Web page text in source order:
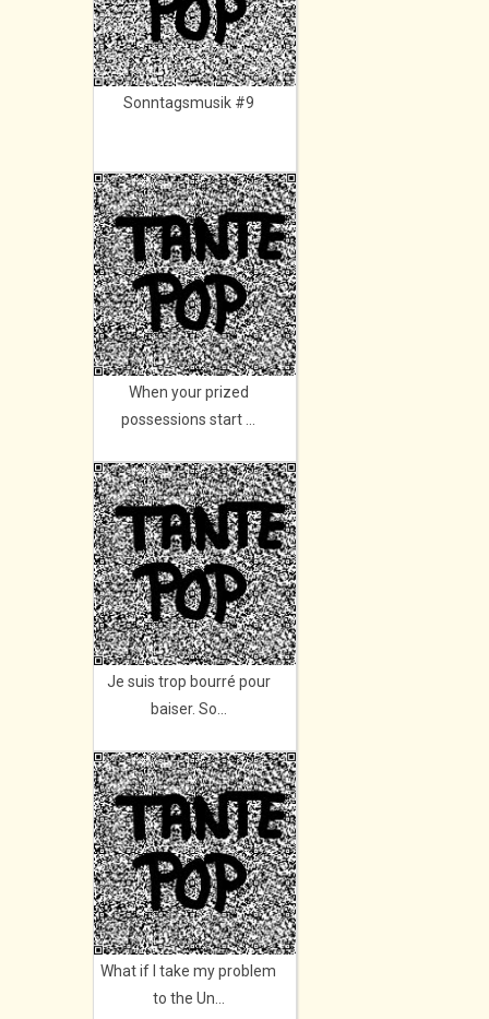
Sonntagsmusik #9
When your prized
possessions start ...
Je suis trop bourré pour
baiser. So...
What if I take my problem
to the Un...